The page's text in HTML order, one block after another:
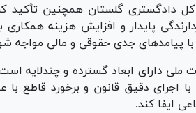
دادگستری گلستان همچنین تأکید
پایدار و افزایش هزینه
پیامد‌های جدی حقوقی و مالی مواجه
ملی دارای ابعاد گسترده و چندلایه
اجرای دقیق قانون و برخورد قاطع
ایفا کند.